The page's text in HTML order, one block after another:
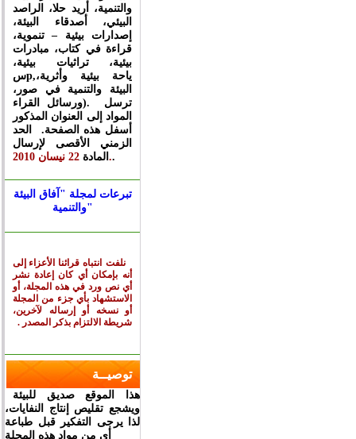
والتنمية، أريد حلا، الراصد
البيئي، أصدقاء البيئة،
إصدارات بيئية – تنموية،
قراءة في كتاب، مبادرات
بيئية، تراثيات بيئية،
سp,ياحة بيئية وأثرية،
البيئة والتنمية في صور،
ورسائل القراء). ترسل
المواد إلى العنوان المذكور
أسفل هذه الصفحة. الحد
الزمني الأقصى لإرسال
المادة 22 نيسان 2010..
تبرعات لمجلة "آفاق البيئة
والتنمية"
نلفت انتباه قرائنا الأعزاء إلى
أنه بإمكان أي كان إعادة نشر
أي نص ورد في هذه المجلة، أو
الاستشهاد بأي جزء من المجلة
أو نسخه أو إرساله لآخرين،
شريطة الالتزام بذكر
المصدر .
توصيــة
هذا الموقع صديق للبيئة
ويشجع تقليص إنتاج النفايات،
لذا يرجى التفكير قبل طباعة
أي من مواد هذه المجلة